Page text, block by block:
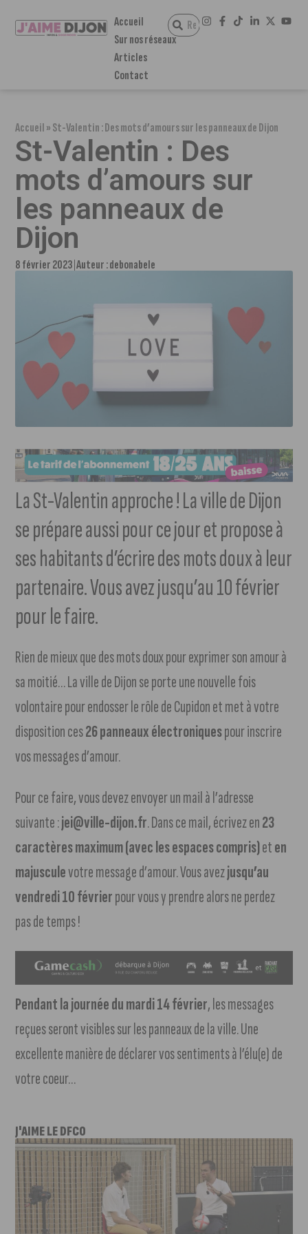
Accueil
Sur nos réseaux
Articles
Contact
Accueil»St-Valentin : Des mots d’amours sur les panneaux de Dijon
St-Valentin : Des
mots d’amours sur
les panneaux de
Dijon
8 février 2023 Auteur :debonabele
La St-Valentin approche ! La ville de Dijon
se prépare aussi pour ce jour et propose à
ses habitants d’écrire des mots doux à leur
partenaire. Vous avez jusqu’au 10 février
pour le faire.
Rien de mieux que des mots doux pour exprimer son amour à
sa moitié… La ville de Dijon se porte une nouvelle fois
volontaire pour endosser le rôle de Cupidon et met à votre
disposition ces26 panneaux électroniquespour inscrire
vos messages d’amour.
Pour ce faire, vous devez envoyer un mail à l’adresse
suivante :jei@ville-dijon.fr. Dans ce mail, écrivez en23
caractères maximum (avec les espaces compris)eten
majusculevotre message d’amour. Vous avezjusqu’au
vendredi 10 févrierpour vous y prendre alors ne perdez
pas de temps !
Pendant la journée du mardi 14 février, les messages
reçues seront visibles sur les panneaux de la ville. Une
excellente manière de déclarer vos sentiments à l’élu(e) de
votre coeur…
J'AIME LE DFCO